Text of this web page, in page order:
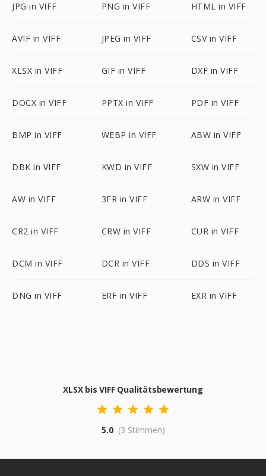
JPG in VIFF PNG in VIFF HTML in VIFF
AVIF in VIFF JPEG in VIFF CSV in VIFF
XLSX in VIFF GIF in VIFF DXF in VIFF
DOCX in VIFF PPTX in VIFF PDF in VIFF
BMP in VIFF WEBP in VIFF ABW in VIFF
DBK in VIFF KWD in VIFF SXW in VIFF
AW in VIFF 3FR in VIFF ARW in VIFF
CR2 in VIFF CRW in VIFF CUR in VIFF
DCM in VIFF DCR in VIFF DDS in VIFF
DNG in VIFF ERF in VIFF EXR in VIFF
XLSX bis VIFF Qualitätsbewertung
5.0 (3 Stimmen)